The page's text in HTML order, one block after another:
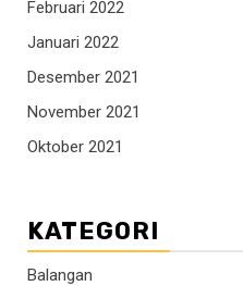
Februari 2022
Januari 2022
Desember 2021
November 2021
Oktober 2021
KATEGORI
Balangan